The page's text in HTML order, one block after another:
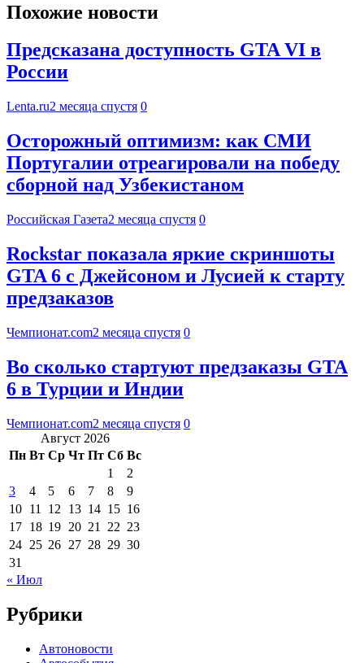
Похожие новости
Предсказана доступность GTA VI в
России
Lenta.ru2 месяца спустя 0
Осторожный оптимизм: как СМИ
Португалии отреагировали на победу
сборной над Узбекистаном
Российская Газета2 месяца спустя 0
Rockstar показала яркие скриншоты
GTA 6 с Джейсоном и Лусией к старту
предзаказов
Чемпионат.com2 месяца спустя 0
Во сколько стартуют предзаказы GTA
6 в Турции и Индии
Чемпионат.com2 месяца спустя 0
Август 2026
Пн Вт Ср Чт Пт Сб Вс
1
2
3
4 5 6 7 8
9
10 11 12 13 14 15 16
17 18 19 20 21 22 23
24 25 26 27 28 29 30
31
« Июл
Рубрики
Автоновости